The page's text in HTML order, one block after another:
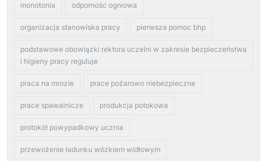
monotonia odpornośc ogniowa
organizacja stanowiska pracy pierwsza pomoc bhp
podstawowe obowiązki rektora uczelni w zakresie bezpieczeństwa
i higieny pracy reguluje
praca na mrozie prace pożarowo niebezpieczne
prace spawalnicze produkcja potokowa
protokół powypadkowy ucznia
przewożenie ładunku wózkiem widłowym